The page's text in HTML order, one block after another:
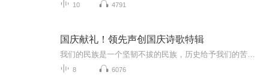
10 4791
国庆献礼！领先声创国庆诗歌特辑
8 6076